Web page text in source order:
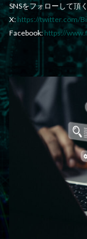
SNSをフォローして頂
X: https://twitter.com/
Facebook: https://